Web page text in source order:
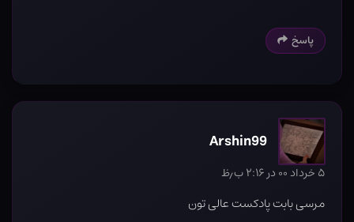
پاسخ
Arshin99
۵ خرداد ۰۰ در ۲:۱۶ ب٫ظ
مرسی بابت پادکست عالی تون